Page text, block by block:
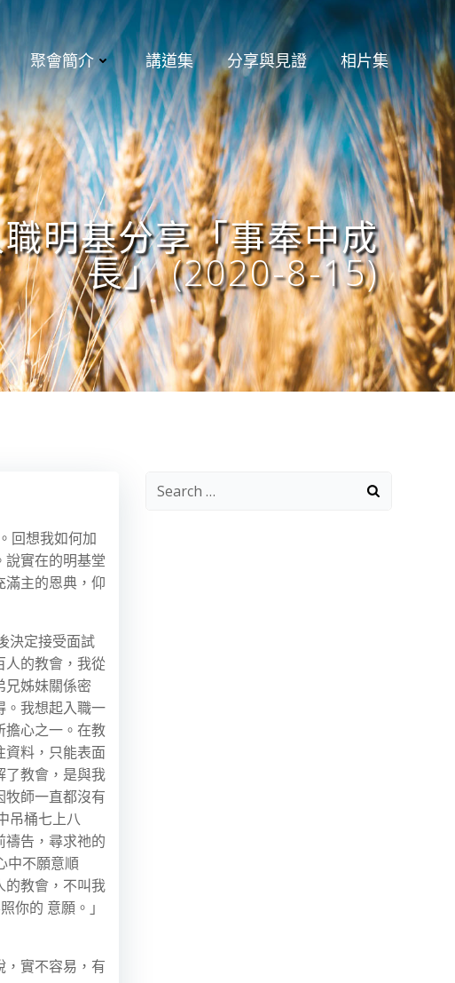
聚會簡介 講道集 分享與見證 相片集
明基分享「事奉中成
長」 (2020-8-15)
回想我如何加
說實在的明基堂
滿主的恩典，仰
決定接受面試
人的教會，我從
兄姊妹關係密
。我想起入職一
擔心之一。在教
料，只能表面
了教會，是與我
師一直都沒有
吊桶七上八
禱告，尋求祂的
中不願意順
的教會，不叫我
你的 意願。」
實不容易，有
Search